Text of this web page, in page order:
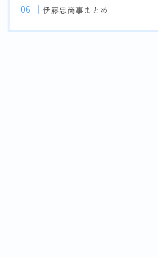
伊藤忠商事まとめ